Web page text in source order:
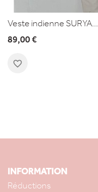
Veste indienne SURYA...
89,00 €
favorite_border
INFORMATION
Réductions